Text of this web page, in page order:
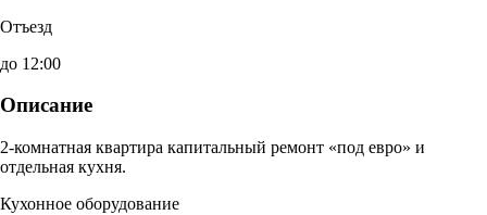
Отъезд
до 12:00
Описание
2-комнатная квартира капитальный ремонт «под евро» и
отдельная кухня.
Кухонное оборудование